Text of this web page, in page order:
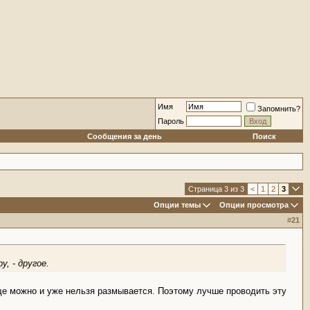
Имя
Запомнить?
Пароль
Сообщения за день
Поиск
Страница 3 из 3 < 1 2
3
Опции темы
Опции просмотра
#21
- другое.
можно и уже нельзя размывается. Поэтому лучше проводить эту